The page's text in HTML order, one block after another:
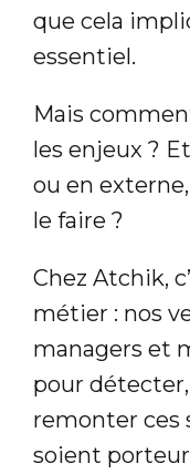
que cela
essentiel.
Mais
les enjeux ?
ou en
le faire ?
Chez Atchik,
métier : nos
managers et
pour
remonter ces
soient